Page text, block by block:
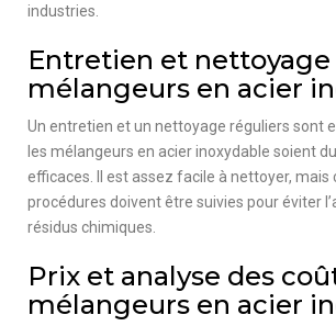
industries.
Entretien et nettoyage
mélangeurs en acier
Un entretien et un nettoyage réguliers sont
les mélangeurs en acier inoxydable soient
efficaces. Il est assez facile à nettoyer, mais
procédures doivent être suivies pour éviter
résidus chimiques.
Prix et analyse des
mélangeurs en acier